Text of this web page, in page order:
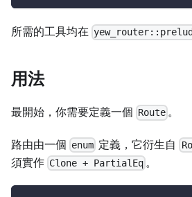
所需的工具均在
用法
最開始，你需要定義一個 Route 。
路由由一個 enum 定義，它衍生自
須實作 Clone + PartialEq 。